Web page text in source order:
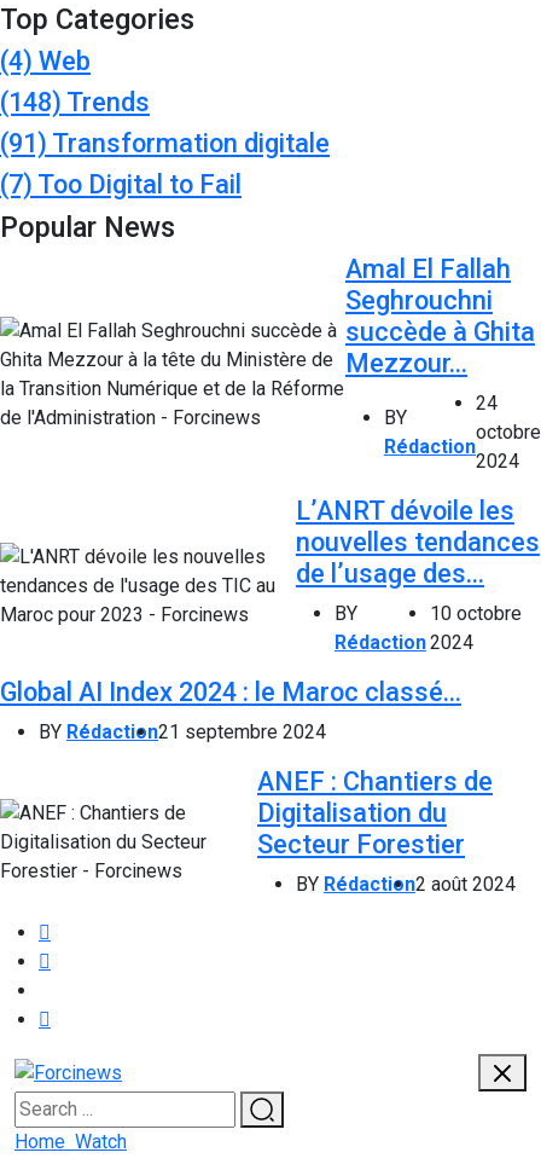
Top Categories
(4) Web
(148) Trends
(91) Transformation digitale
(7) Too Digital to Fail
Popular News
Amal El Fallah
Seghrouchni
succède à Ghita
Mezzour...
BY
Rédaction
24
octobre
2024
L’ANRT dévoile les
nouvelles tendances
de l’usage des...
BY
Rédaction
10 octobre
2024
Global AI Index 2024 : le Maroc classé...
BY Rédaction21 septembre 2024
ANEF : Chantiers de
Digitalisation du
Secteur Forestier
BY Rédaction2 août 2024
Home Watch